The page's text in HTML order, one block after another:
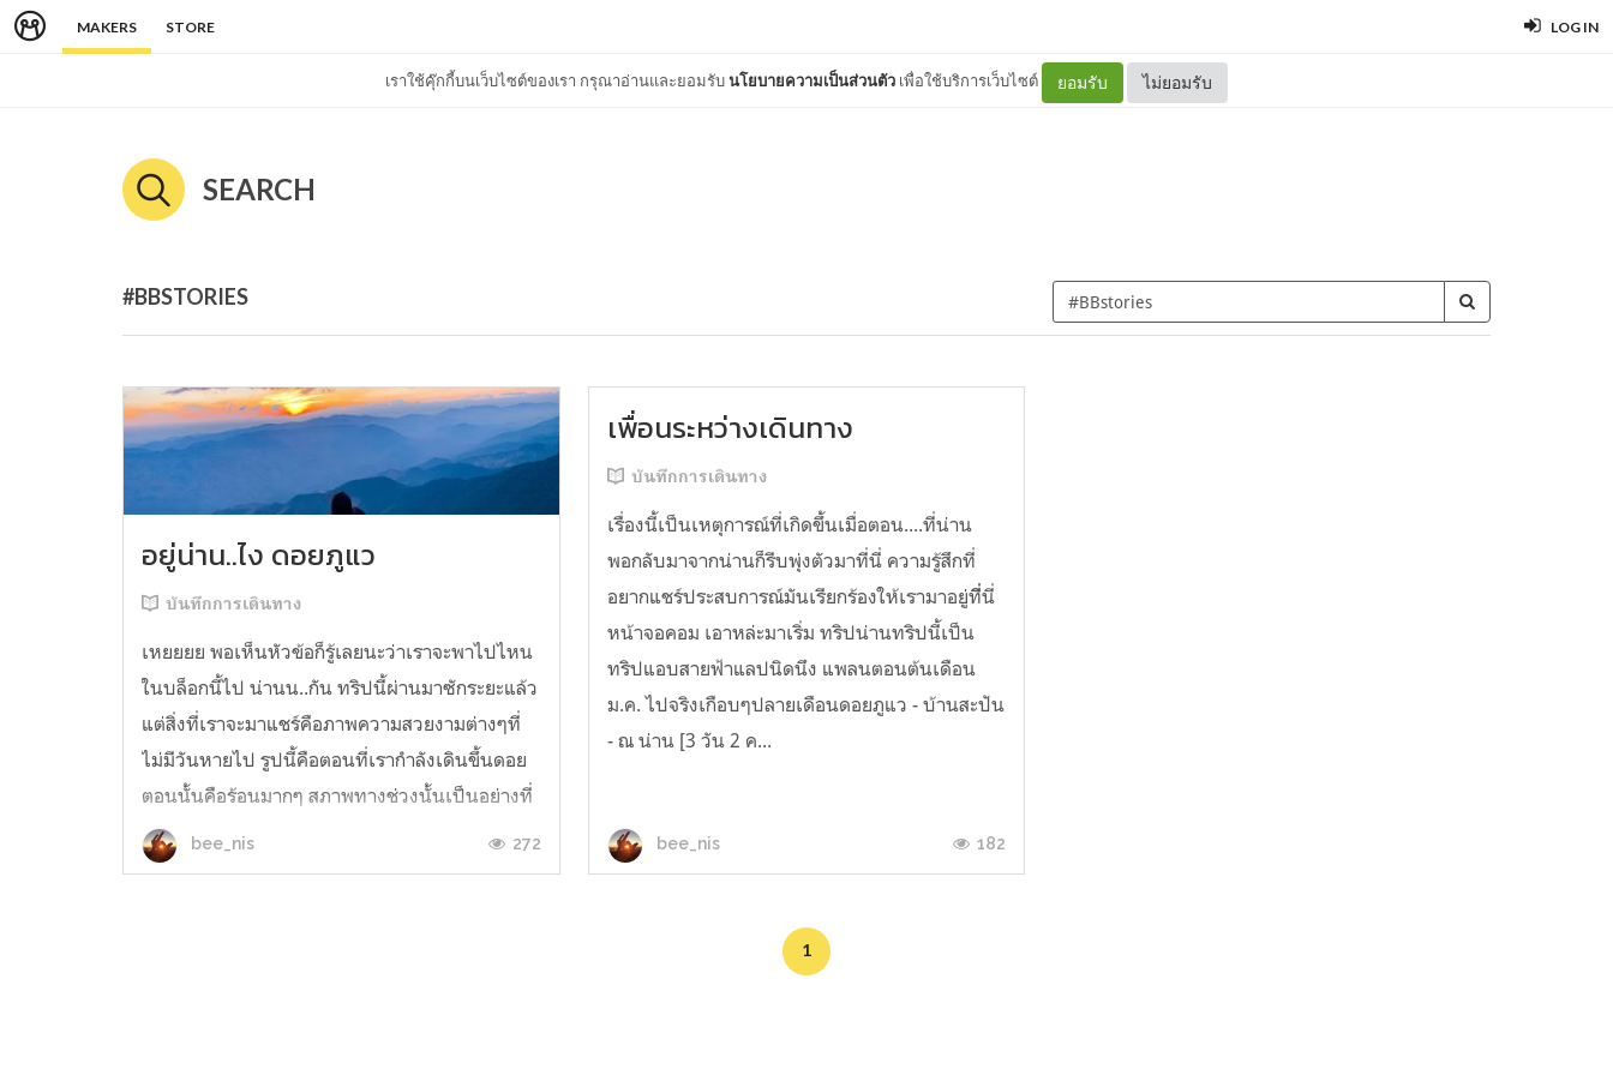
MAKERS STORE LOG IN
เราใช้คุ๊กกี้บนเว็บไซต์ของเรา กรุณาอ่านและยอมรับนโยบายความเป็นส่วนตัว เพื่อใช้บริการเว็บไซต์ ยอมรับ ไม่ยอมรับ
SEARCH
#BBSTORIES
อยู่น่าน..ไง ดอยภูแว
บันทึกการเดินทาง
เหยยยย พอเห็นหัวข้อก็รู้เลยนะว่าเราจะพาไปไหน
ในบล็อกนี้ไป น่านน..กัน ทริปนี้ผ่านมาซักระยะแล้ว
แต่สิ่งที่เราจะมาแชร์คือภาพความสวยงามต่างๆที่
ไม่มีวันหายไป รูปนี้คือตอนที่เรากำลังเดินขึ้นดอย
ตอนนั้นคือร้อนมากๆ สภาพทางช่วงนั้นเป็นอย่างที่
เห็นคือไม่มีต้นไม้เลย! เราเลยต้องเดินตากแดดกัน
แต่ก็นะเพิ่มเริ่มเดิ...
bee_nis 272
เพื่อนระหว่างเดินทาง
บันทึกการเดินทาง
เรื่องนี้เป็นเหตุการณ์ที่เกิดขึ้นเมื่อตอน....ที่น่าน
พอกลับมาจากน่านก็รีบพุ่งตัวมาที่นี่ ความรู้สึกที่
อยากแชร์ประสบการณ์มันเรียกร้องให้เรามาอยู่ที่ี่นี่
หน้าจอคอม เอาหล่ะมาเริ่ม ทริปน่านทริปนี้เป็น
ทริปแอบสายฟ้าแลปนิดนึง แพลนตอนต้นเดือน
ม.ค. ไปจริงเกือบๆปลายเดือนดอยภูแว - บ้านสะปัน
- ณ น่าน [3 วัน 2 ค...
bee_nis 182
1